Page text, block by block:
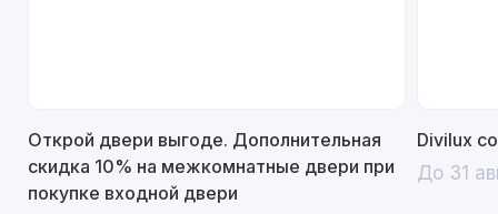
Открой двери выгоде. Дополнительная
скидка 10% на межкомнатные двери при
покупке входной двери
Divilux
До 31